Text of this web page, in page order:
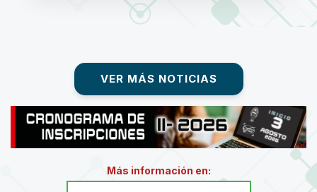
VER MÁS NOTICIAS
Más información en: